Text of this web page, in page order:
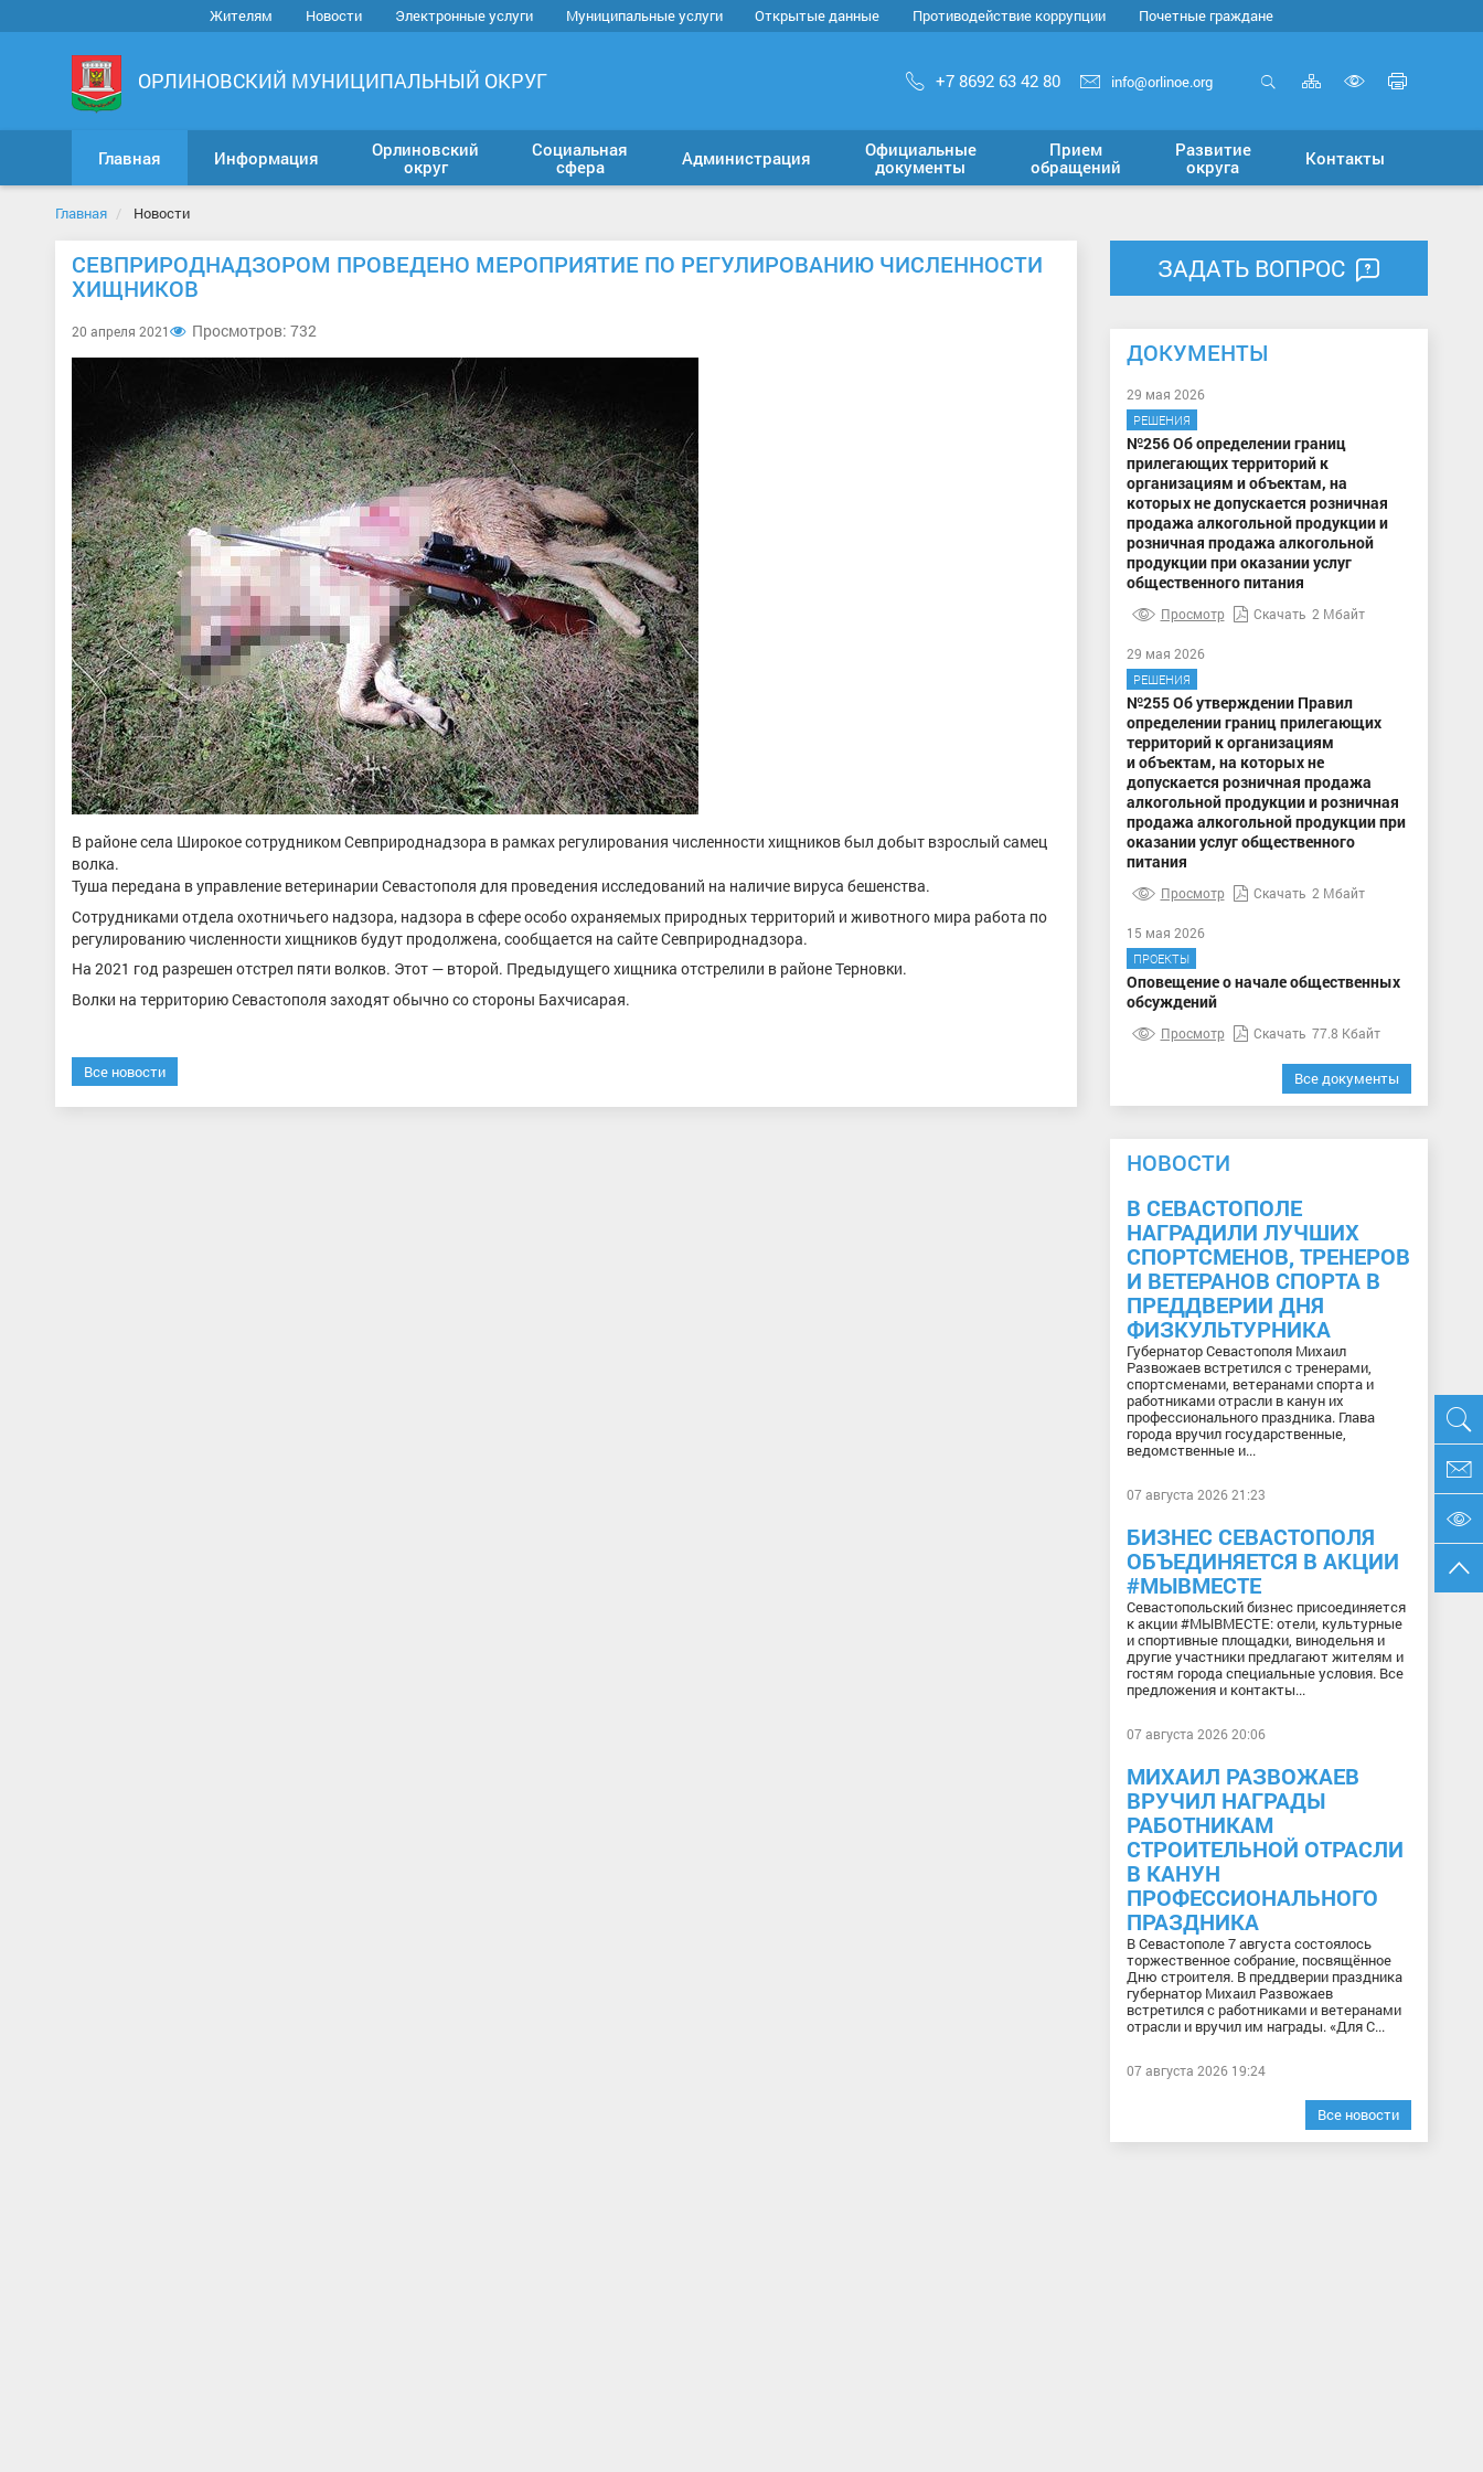
Жителям Новости Электронные услуги Муниципальные услуги Открытые данные Противодействие коррупции Почетные граждане
ОРЛИНОВСКИЙ МУНИЦИПАЛЬНЫЙ ОКРУГ +7 8692 63 42 80 info@orlinoe.org Карта
сайта
версию
для
Главная Информация
Орлиновский
округ
Социальная
сфера
Администрация
Официальные
документы
Прием
обращений
Развитие
округа
Контакты
Главная Новости
СЕВПРИРОДНАДЗОРОМ ПРОВЕДЕНО МЕРОПРИЯТИЕ ПО РЕГУЛИРОВАНИЮ ЧИСЛЕННОСТИ
ХИЩНИКОВ
20 апреля 2021 Просмотров: 732
В районе села Широкое сотрудником Севприроднадзора в рамках регулирования численности хищников был добыт взрослый самец
волка.
Туша передана в управление ветеринарии Севастополя для проведения исследований на наличие вируса бешенства.
Сотрудниками отдела охотничьего надзора, надзора в сфере особо охраняемых природных территорий и животного мира работа по
регулированию численности хищников будут продолжена, сообщается на сайте Севприроднадзора.
На 2021 год разрешен отстрел пяти волков. Этот — второй. Предыдущего хищника отстрелили в районе Терновки.
Волки на территорию Севастополя заходят обычно со стороны Бахчисарая.
Все новости
ЗАДАТЬ ВОПРОС
ДОКУМЕНТЫ
29 мая 2026
РЕШЕНИЯ
№256 Об определении границ
прилегающих территорий к
организациям и объектам, на
которых не допускается розничная
продажа алкогольной продукции и
розничная продажа алкогольной
продукции при оказании услуг
общественного питания
Просмотр Скачать 2 Мбайт
29 мая 2026
РЕШЕНИЯ
№255 Об утверждении Правил
определении границ прилегающих
территорий к организациям
и объектам, на которых не
допускается розничная продажа
алкогольной продукции и розничная
продажа алкогольной продукции при
оказании услуг общественного
питания
Просмотр Скачать 2 Мбайт
15 мая 2026
ПРОЕКТЫ
Оповещение о начале общественных
обсуждений
Просмотр Скачать 77.8 Кбайт
Все документы
НОВОСТИ
В СЕВАСТОПОЛЕ
НАГРАДИЛИ ЛУЧШИХ
СПОРТСМЕНОВ, ТРЕНЕРОВ
И ВЕТЕРАНОВ СПОРТА В
ПРЕДДВЕРИИ ДНЯ
ФИЗКУЛЬТУРНИКА
Губернатор Севастополя Михаил
Развожаев встретился с тренерами,
спортсменами, ветеранами спорта и
работниками отрасли в канун их
профессионального праздника. Глава
города вручил государственные,
ведомственные и...
07 августа 2026 21:23
БИЗНЕС СЕВАСТОПОЛЯ
ОБЪЕДИНЯЕТСЯ В АКЦИИ
#МЫВМЕСТЕ
Севастопольский бизнес присоединяется
к акции #МЫВМЕСТЕ: отели, культурные
и спортивные площадки, винодельня и
другие участники предлагают жителям и
гостям города специальные условия. Все
предложения и контакты...
07 августа 2026 20:06
МИХАИЛ РАЗВОЖАЕВ
ВРУЧИЛ НАГРАДЫ
РАБОТНИКАМ
СТРОИТЕЛЬНОЙ ОТРАСЛИ
В КАНУН
ПРОФЕССИОНАЛЬНОГО
ПРАЗДНИКА
В Севастополе 7 августа состоялось
торжественное собрание, посвящённое
Дню строителя. В преддверии праздника
губернатор Михаил Развожаев
встретился с работниками и ветеранами
отрасли и вручил им награды. «Для С...
07 августа 2026 19:24
Все новости